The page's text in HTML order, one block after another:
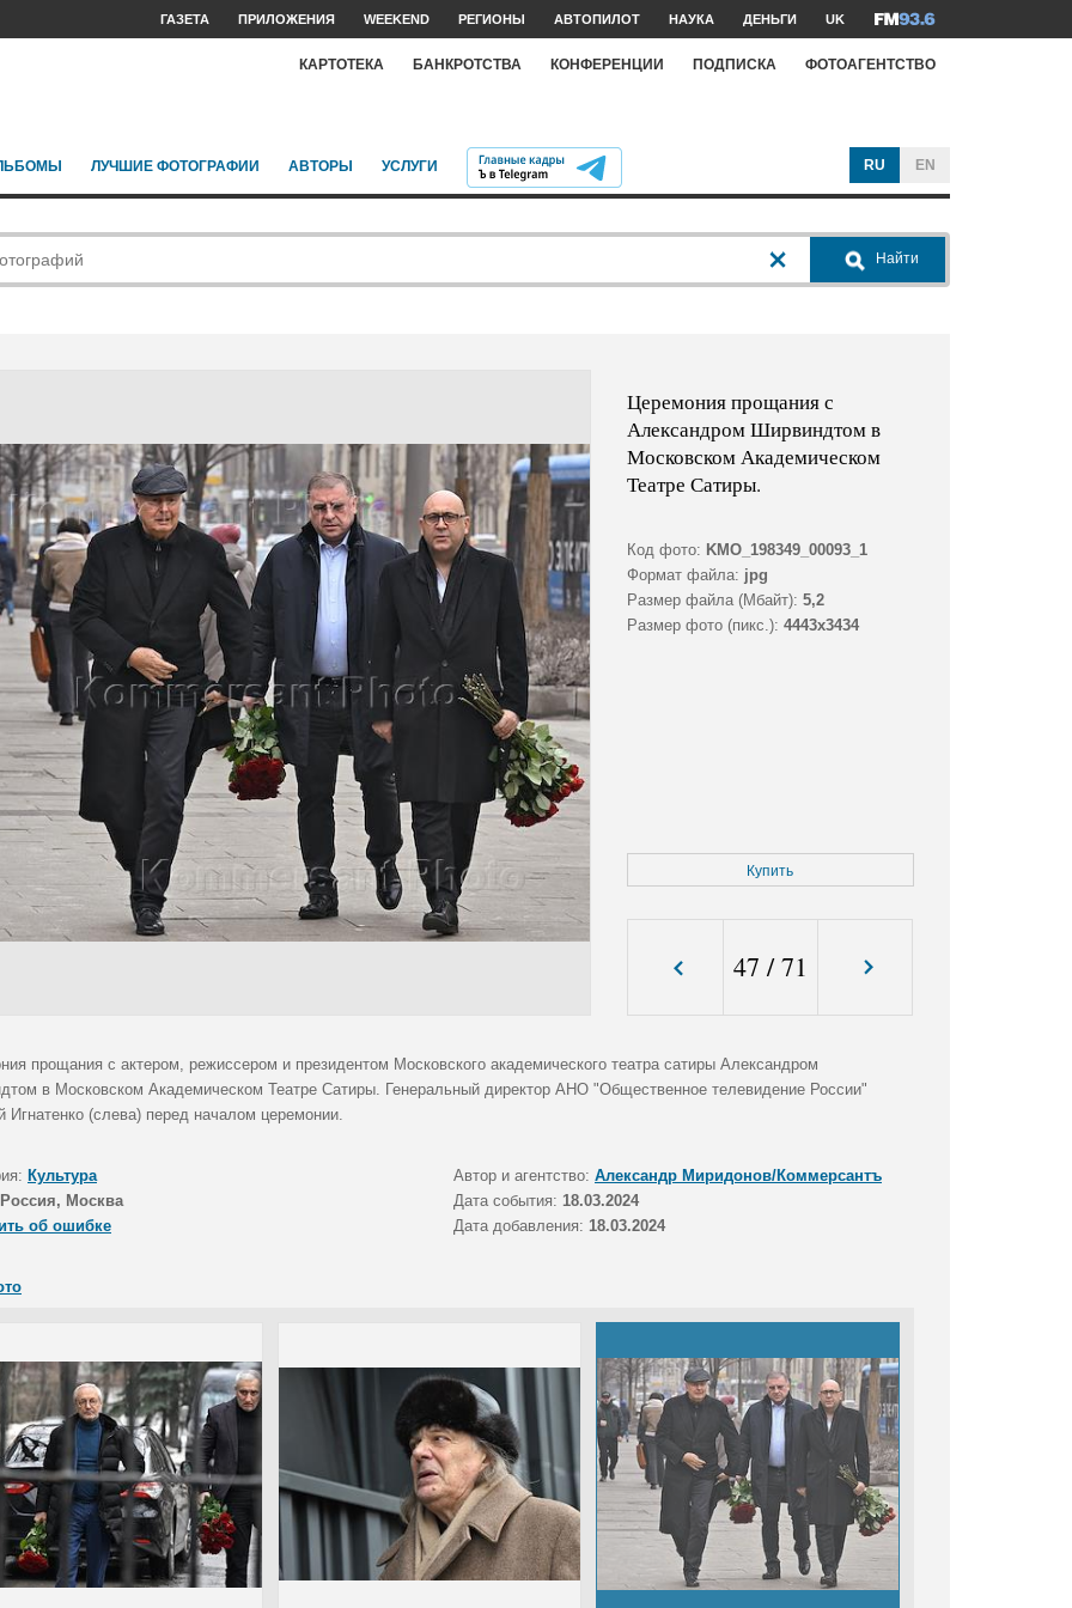
ГАЗЕТА ПРИЛОЖЕНИЯ WEEKEND РЕГИОНЫ АВТОПИЛОТ НАУКА ДЕНЬГИ UK
КАРТОТЕКА БАНКРОТСТВА КОНФЕРЕНЦИИ ПОДПИСКА ФОТОАГЕНТСТВО
ЛУЧШИЕ ФОТОГРАФИИ АВТОРЫ УСЛУГИ RU EN
Найти
Церемония прощания с
Александром Ширвиндтом в
Московском Академическом
Театре Сатиры.
Код фото: KMO_198349_00093_1
Формат файла: jpg
Размер файла (Мбайт): 5,2
Размер фото (пикс.): 4443x3434
Купить
47 /71
прощания с актером, режиссером и президентом Московского академического театра сатиры Александром
в Московском Академическом Театре Сатиры. Генеральный директор АНО "Общественное телевидение России"
Игнатенко (слева) перед началом церемонии.
Культура Автор и агентство: Александр Миридонов/Коммерсантъ
Россия, Москва Дата события: 18.03.2024
об ошибке
Дата добавления: 18.03.2024